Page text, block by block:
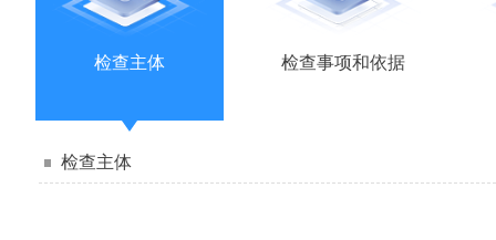
检查主体 检查事项和依据
检查主体